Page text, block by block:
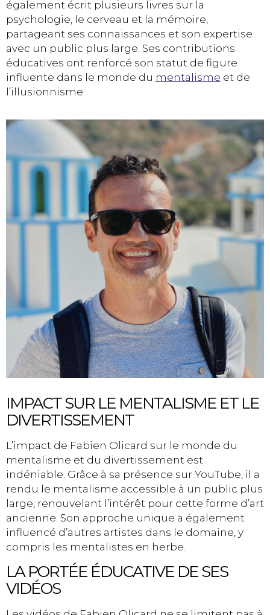
également écrit plusieurs livres sur la
psychologie, le cerveau et la mémoire,
partageant ses connaissances et son expertise
avec un public plus large. Ses contributions
éducatives ont renforcé son statut de figure
influente dans le monde du mentalisme et de
l’illusionnisme.
IMPACT SUR LE MENTALISME ET LE
DIVERTISSEMENT
L’impact de Fabien Olicard sur le monde du
mentalisme et du divertissement est
indéniable. Grâce à sa présence sur YouTube, il a
rendu le mentalisme accessible à un public plus
large, renouvelant l’intérêt pour cette forme d’art
ancienne. Son approche unique a également
influencé d’autres artistes dans le domaine, y
compris les mentalistes en herbe.
LA PORTÉE ÉDUCATIVE DE SES
VIDÉOS